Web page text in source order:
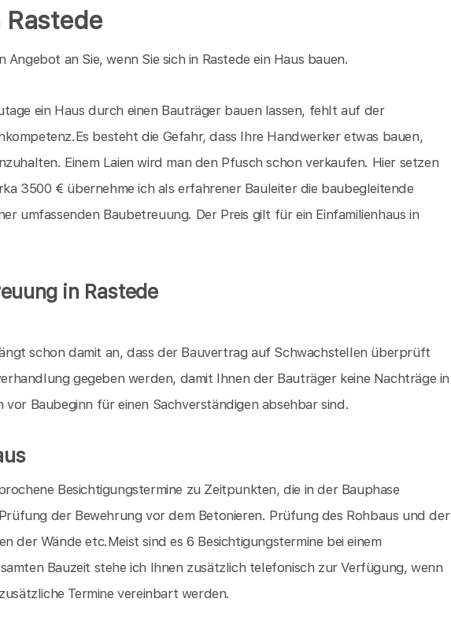
Angebot an Sie, wenn Sie sich in Rastede ein Haus bauen.
ein Haus durch einen Bauträger bauen lassen, fehlt auf der
besteht die Gefahr, dass Ihre Handwerker etwas bauen,
Einem Laien wird man den Pfusch schon verkaufen. Hier setzen
3500 € übernehme ich als erfahrener Bauleiter die baubegleitende
umfassenden Baubetreuung. Der Preis gilt für ein Einfamilienhaus in
in Rastede
schon damit an, dass der Bauvertrag auf Schwachstellen überprüft
gegeben werden, damit Ihnen der Bauträger keine Nachträge in
Baubeginn für einen Sachverständigen absehbar sind.
Besichtigungstermine zu Zeitpunkten, die in der Bauphase
der Bewehrung vor dem Betonieren. Prüfung des Rohbaus und der
der Wände etc.Meist sind es 6 Besichtigungstermine bei einem
Bauzeit stehe ich Ihnen zusätzlich telefonisch zur Verfügung, wenn
Termine vereinbart werden.